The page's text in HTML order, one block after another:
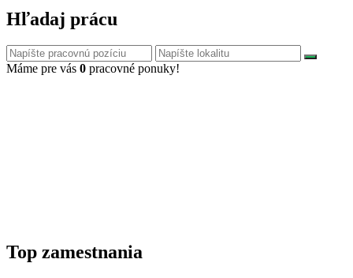
Hľadaj prácu
Máme pre vás 0 pracovné ponuky!
Top zamestnania